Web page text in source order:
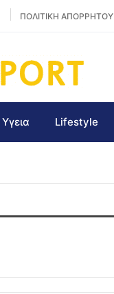
ΠΟΛΙΤΙΚΗ ΑΠΟΡΡΗΤΟΥ
Υγεια Lifestyle